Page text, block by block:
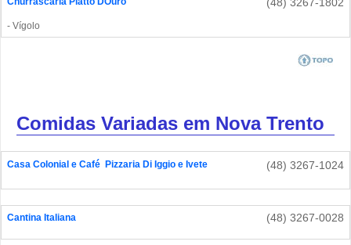
- Vígolo
Comidas Variadas em Nova Trento
Casa Colonial e Café  Pizzaria Di Iggio e Ivete (48) 3267-1024
Cantina Italiana (48) 3267-0028